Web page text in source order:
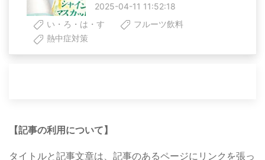
2025-04-11 11:52:18
い・ろ・は・す
フルーツ飲料
熱中症対策
【記事の利用について】
タイトルと記事文章は、記事のあるページにリンクを張っ